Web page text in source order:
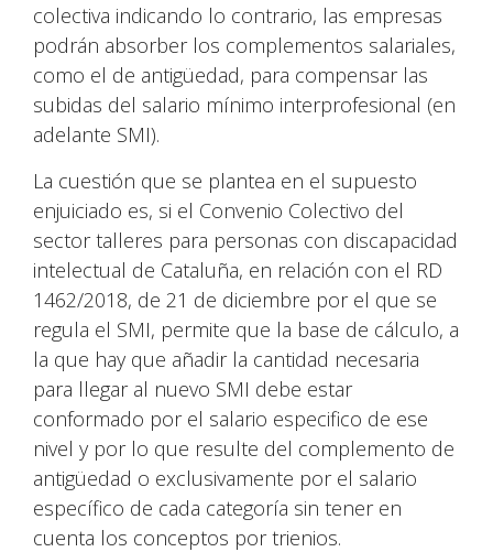
colectiva indicando lo contrario, las empresas
podrán absorber los complementos salariales,
como el de antigüedad, para compensar las
subidas del salario mínimo interprofesional (en
adelante SMI).
La cuestión que se plantea en el supuesto
enjuiciado es, si el Convenio Colectivo del
sector talleres para personas con discapacidad
intelectual de Cataluña, en relación con el RD
1462/2018, de 21 de diciembre por el que se
regula el SMI, permite que la base de cálculo, a
la que hay que añadir la cantidad necesaria
para llegar al nuevo SMI debe estar
conformado por el salario especifico de ese
nivel y por lo que resulte del complemento de
antigüedad o exclusivamente por el salario
específico de cada categoría sin tener en
cuenta los conceptos por trienios.